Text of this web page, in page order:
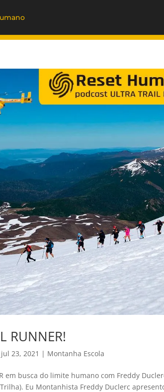
RUNNER!
jul 23, 2021 | Montanha Escola
em busca do limite humano com Freddy
Eu Montanhista Freddy Duclerc